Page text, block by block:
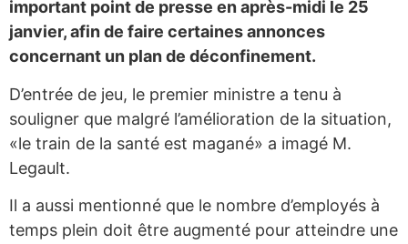
important point de presse en après-midi le 25
janvier, afin de faire certaines annonces
concernant un plan de déconfinement.
D’entrée de jeu, le premier ministre a tenu à
souligner que malgré l’amélioration de la situation,
«le train de la santé est magané» a imagé M.
Legault.
Il a aussi mentionné que le nombre d’employés à
temps plein doit être augmenté pour atteindre une